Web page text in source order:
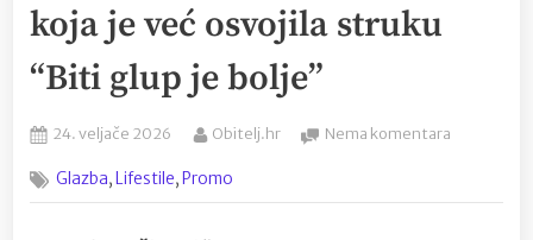
koja je već osvojila struku
“Biti glup je bolje”
Posted
24. veljače 2026 By
Obitelj.hr Nema komentara
pjesmu
Glazba,Lifestile,Promo